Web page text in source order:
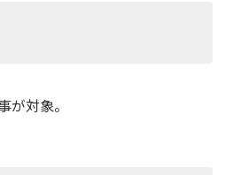
が対象。